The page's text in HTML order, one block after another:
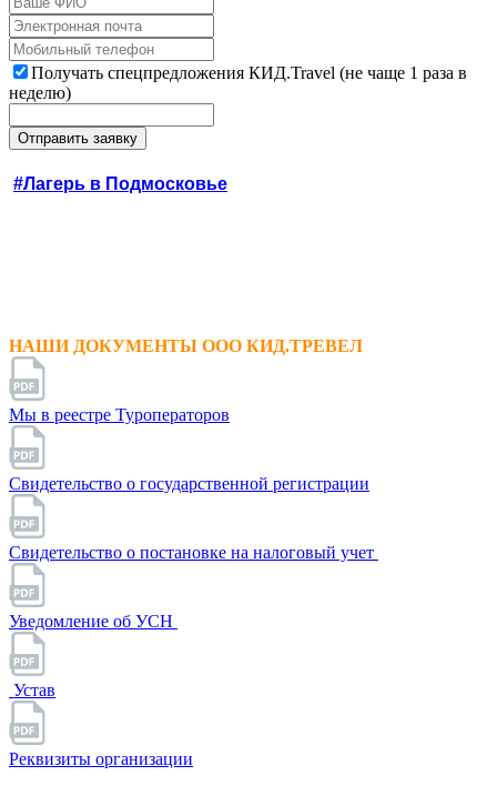
Получать спецпредложения КИД.Travel (не чаще 1 раза в
неделю)
#Лагерь в Подмосковье
НАШИ ДОКУМЕНТЫ ООО КИД.ТРЕВЕЛ
Мы в реестре Туроператоров
Свидетельство о государственной регистрации
Свидетельство о постановке на налоговый учет
Уведомление об УСН
Устав
Реквизиты организации